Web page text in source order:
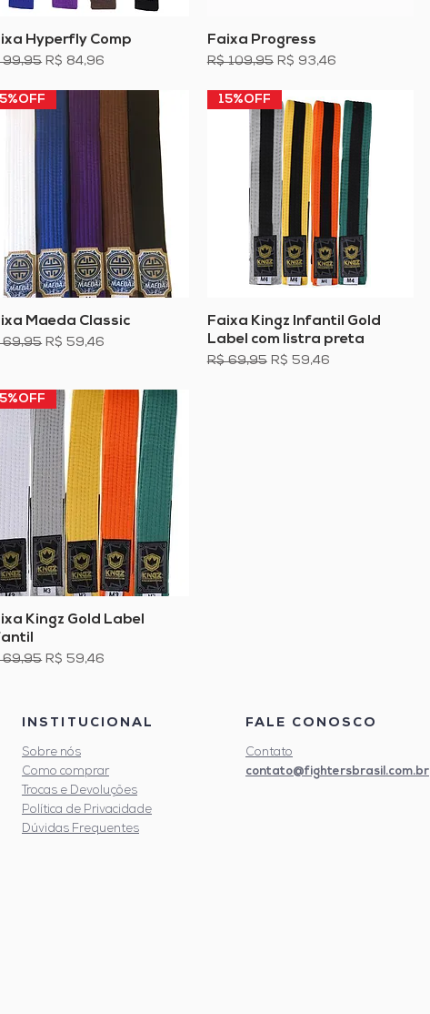
Visualização rápida
Hyperfly Comp
normal
99,95 Preço promocional
R$ 84,96
Visualização rápida
Faixa Progress
Preço normal
R$ 109,95 Preço promocional
R$ 93,46
Visualização rápida
Maeda Classic
normal
69,95 Preço promocional
R$ 59,46
Visualização rápida
15%OFF
Faixa Kingz Infantil Gold
Label com listra preta
Preço normal
R$ 69,95 Preço promocional
R$ 59,46
Visualização rápida
Kingz Gold Label
normal
69,95 Preço promocional
R$ 59,46
INSTITUCIONAL
Sobre nós
Como comprar
Trocas e Devoluções
Política de Privacidade
Dúvidas Frequentes
FALE CONOSCO
Contato
contato@fightersbrasil.com.br